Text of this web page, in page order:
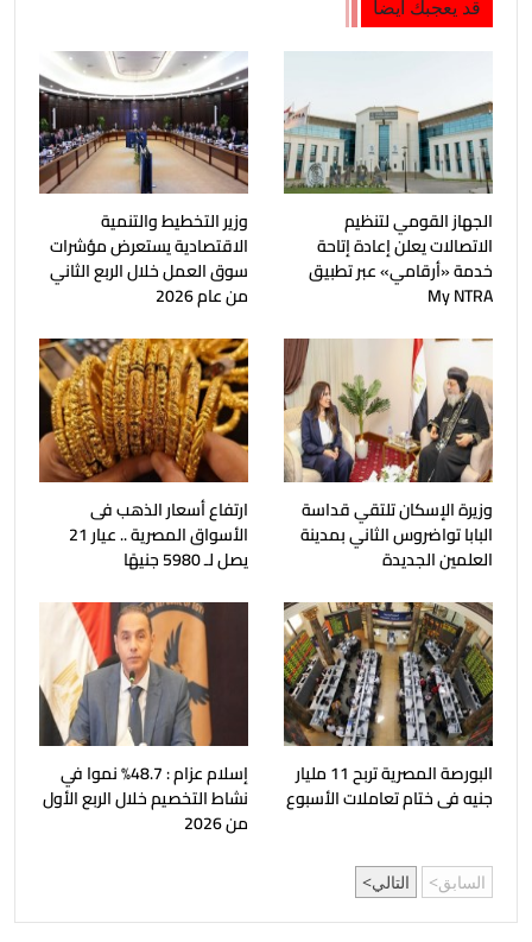
قد يعجبك ايضا
الجهاز القومي لتنظيم
الاتصالات يعلن إعادة إتاحة
خدمة «أرقامي» عبر تطبيق
My NTRA
وزير التخطيط والتنمية
الاقتصادية يستعرض مؤشرات
سوق العمل خلال الربع الثاني
من عام 2026
وزيرة الإسكان تلتقي قداسة
البابا تواضروس الثاني بمدينة
العلمين الجديدة
ارتفاع أسعار الذهب فى
الأسواق المصرية .. عيار 21
يصل لـ 5980 جنيهًا
البورصة المصرية تربح 11 مليار
جنيه فى ختام تعاملات الأسبوع
إسلام عزام : 48.7% نموا في
نشاط التخصيم خلال الربع الأول
من 2026
السابق التالي